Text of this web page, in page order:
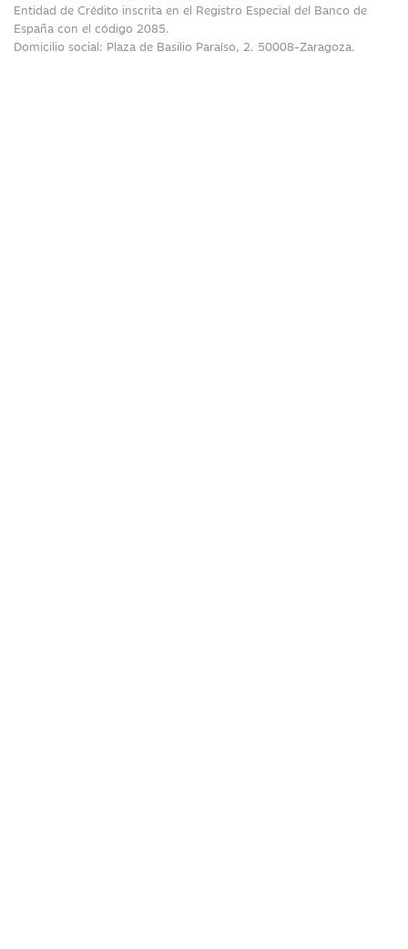
Entidad de Crédito inscrita en el Registro Especial del Banco de
España con el código 2085.
Domicilio social: Plaza de Basilio Paraíso, 2. 50008-Zaragoza.